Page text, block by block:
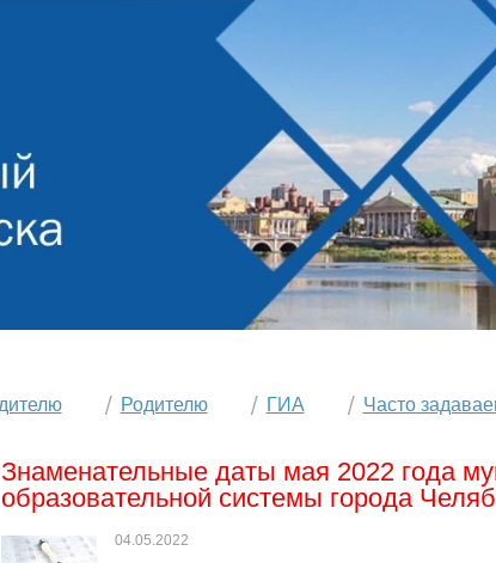
Родителю ГИА Часто
Знаменательные даты мая 2022 года
образовательной системы города
04.05.2022